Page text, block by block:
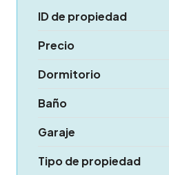
ID de propiedad
Precio
Dormitorio
Baño
Garaje
Tipo de propiedad